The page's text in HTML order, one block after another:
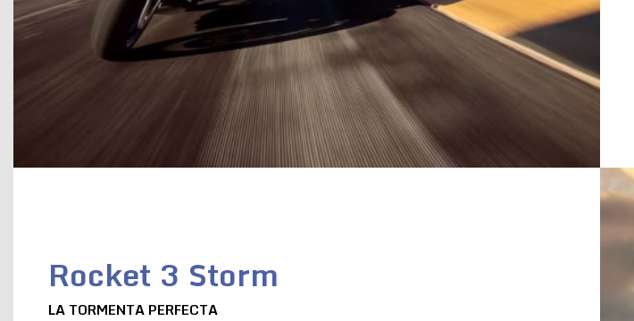
Rocket 3 Storm
LA TORMENTA PERFECTA